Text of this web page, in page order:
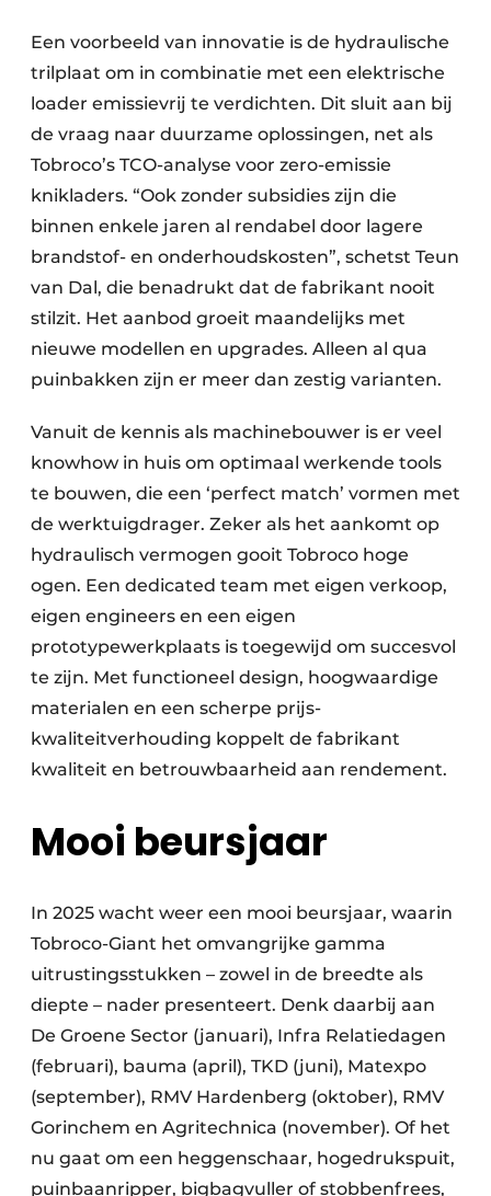
Een voorbeeld van innovatie is de hydraulische
trilplaat om in combinatie met een elektrische
loader emissievrij te verdichten. Dit sluit aan bij
de vraag naar duurzame oplossingen, net als
Tobroco’s TCO-analyse voor zero-emissie
knikladers. “Ook zonder subsidies zijn die
binnen enkele jaren al rendabel door lagere
brandstof- en onderhoudskosten”, schetst Teun
van Dal, die benadrukt dat de fabrikant nooit
stilzit. Het aanbod groeit maandelijks met
nieuwe modellen en upgrades. Alleen al qua
puinbakken zijn er meer dan zestig varianten.
Vanuit de kennis als machinebouwer is er veel
knowhow in huis om optimaal werkende tools
te bouwen, die een ‘perfect match’ vormen met
de werktuigdrager. Zeker als het aankomt op
hydraulisch vermogen gooit Tobroco hoge
ogen. Een dedicated team met eigen verkoop,
eigen engineers en een eigen
prototypewerkplaats is toegewijd om succesvol
te zijn. Met functioneel design, hoogwaardige
materialen en een scherpe prijs-
kwaliteitverhouding koppelt de fabrikant
kwaliteit en betrouwbaarheid aan rendement.
Mooi beursjaar
In 2025 wacht weer een mooi beursjaar, waarin
Tobroco-Giant het omvangrijke gamma
uitrustingsstukken – zowel in de breedte als
diepte – nader presenteert. Denk daarbij aan
De Groene Sector (januari), Infra Relatiedagen
(februari), bauma (april), TKD (juni), Matexpo
(september), RMV Hardenberg (oktober), RMV
Gorinchem en Agritechnica (november). Of het
nu gaat om een heggenschaar, hogedrukspuit,
puinbaanripper, bigbagvuller of stobbenfrees,